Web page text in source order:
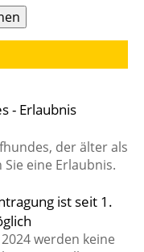
- Erlaubnis
der älter als
eine Erlaubnis.
ist seit 1.
werden keine